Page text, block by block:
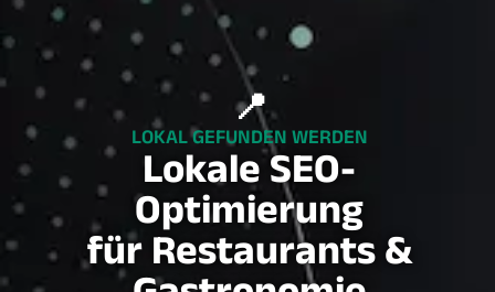
📍
LOKAL GEFUNDEN WERDEN
Lokale SEO-
Optimierung
für Restaurants &